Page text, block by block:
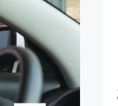
GoodCAMPFIRE Creation
納税 machi-ya コミュニティ